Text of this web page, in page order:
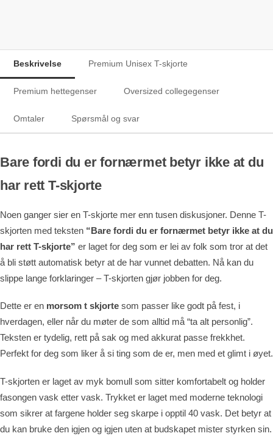
Beskrivelse Premium Unisex T-skjorte
Premium hettegenser Oversized collegegenser
Omtaler Spørsmål og svar
Bare fordi du er fornærmet betyr ikke at du
har rett T-skjorte
Noen ganger sier en T-skjorte mer enn tusen diskusjoner. Denne T-
skjorten med teksten “Bare fordi du er fornærmet betyr ikke at du
har rett T-skjorte” er laget for deg som er lei av folk som tror at det
å bli støtt automatisk betyr at de har vunnet debatten. Nå kan du
slippe lange forklaringer – T-skjorten gjør jobben for deg.
Dette er en morsom t skjorte som passer like godt på fest, i
hverdagen, eller når du møter de som alltid må “ta alt personlig”.
Teksten er tydelig, rett på sak og med akkurat passe frekkhet.
Perfekt for deg som liker å si ting som de er, men med et glimt i øyet.
T-skjorten er laget av myk bomull som sitter komfortabelt og holder
fasongen vask etter vask. Trykket er laget med moderne teknologi
som sikrer at fargene holder seg skarpe i opptil 40 vask. Det betyr at
du kan bruke den igjen og igjen uten at budskapet mister styrken sin.